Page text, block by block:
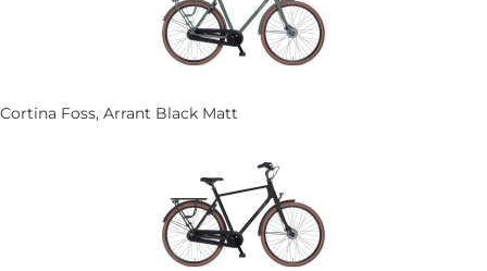
Cortina Foss, Arrant Black Matt